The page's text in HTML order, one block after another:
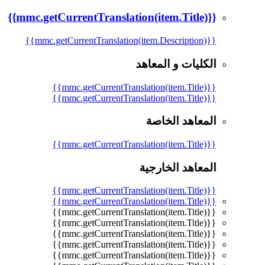
{{mmc.getCurrentTranslation(item.Title)}}
{{mmc.getCurrentTranslation(item.Description)}}
الكليات و المعاهد
{{mmc.getCurrentTranslation(item.Title)}}
{{mmc.getCurrentTranslation(item.Title)}}
المعاهد الخاصة
{{mmc.getCurrentTranslation(item.Title)}}
المعاهد الخارجية
{{mmc.getCurrentTranslation(item.Title)}}
{{mmc.getCurrentTranslation(item.Title)}}
{{mmc.getCurrentTranslation(item.Title)}}
{{mmc.getCurrentTranslation(item.Title)}}
{{mmc.getCurrentTranslation(item.Title)}}
{{mmc.getCurrentTranslation(item.Title)}}
{{mmc.getCurrentTranslation(item.Title)}}